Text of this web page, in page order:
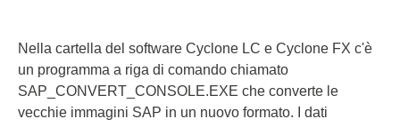
Nella cartella del software Cyclone LC e Cyclone FX c'è
un programma a riga di comando chiamato
SAP_CONVERT_CONSOLE.EXE che converte le
vecchie immagini SAP in un nuovo formato. I dati